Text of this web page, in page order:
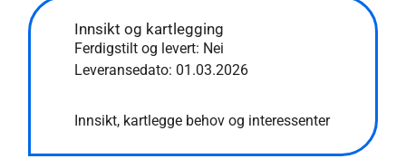
Innsikt og kartlegging
Ferdigstilt og levert: Nei
Leveransedato: 01.03.2026
Innsikt, kartlegge behov og interessenter